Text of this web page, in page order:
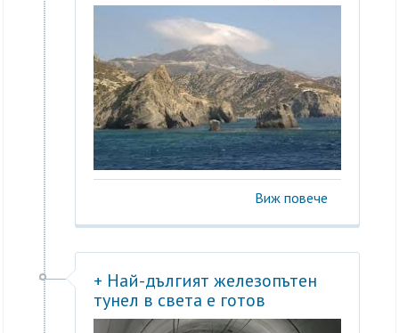
Виж повече
+ Най-дългият железопътен
тунел в света е готов